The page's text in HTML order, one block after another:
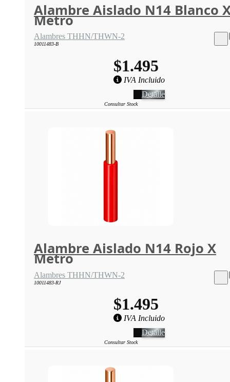
Alambre Aislado N14 Blanco
Metro
Alambres THHN/THWN-2
10011483-B
$1.495
IVA Incluido
Detalle
Consultar Stock
Alambre Aislado N14 Rojo X
Metro
Alambres THHN/THWN-2
10011483-RJ
$1.495
IVA Incluido
Detalle
Consultar Stock